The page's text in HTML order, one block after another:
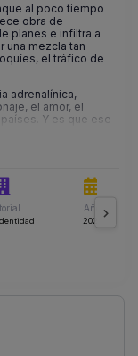
al poco tiempo
obra de
planes e infiltra a
una mezcla tan
el tráfico de
adrenalínica,
el amor, el
Y es que ese
Año
2021